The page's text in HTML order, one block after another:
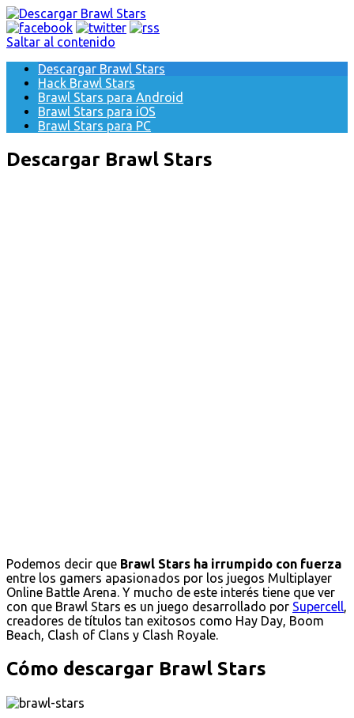
Saltar al contenido
Descargar Brawl Stars
Hack Brawl Stars
Brawl Stars para Android
Brawl Stars para iOS
Brawl Stars para PC
Descargar Brawl Stars
Podemos decir que Brawl Stars ha irrumpido con fuerza
entre los gamers apasionados por los juegos Multiplayer
Online Battle Arena. Y mucho de este interés tiene que ver
con que Brawl Stars es un juego desarrollado por Supercell,
creadores de títulos tan exitosos como Hay Day, Boom
Beach, Clash of Clans y Clash Royale.
Cómo descargar Brawl Stars